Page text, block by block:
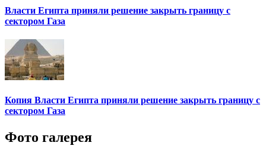
Власти Египта приняли решение закрыть границу с
сектором Газа
Копия Власти Египта приняли решение закрыть границу с
сектором Газа
Фото галерея